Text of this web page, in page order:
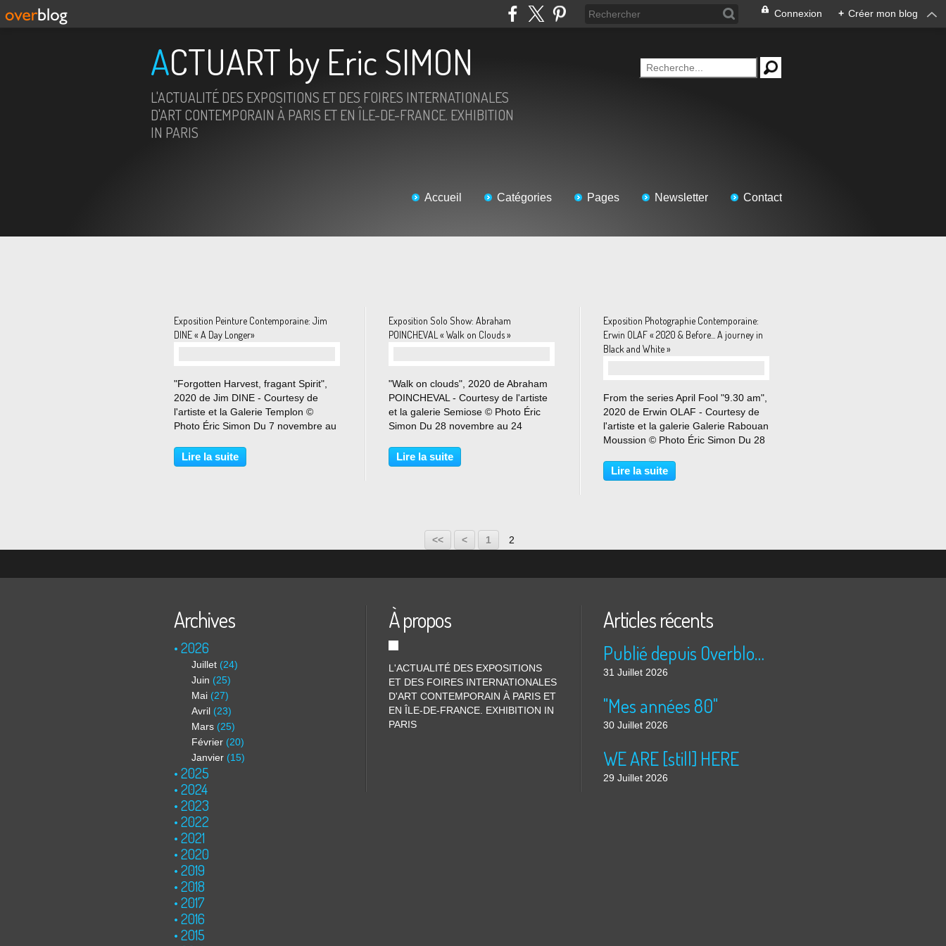
Connexion + Créer mon blog
ACTUART by Eric SIMON
L'ACTUALITÉ DES EXPOSITIONS ET DES FOIRES INTERNATIONALES
D'ART CONTEMPORAIN À PARIS ET EN ÎLE-DE-FRANCE. EXHIBITION
IN PARIS
Accueil Catégories Pages Newsletter Contact
Exposition Peinture Contemporaine: Jim
DINE « A Day Longer»
"Forgotten Harvest, fragant Spirit",
2020 de Jim DINE - Courtesy de
l'artiste et la Galerie Templon ©
Photo Éric Simon Du 7 novembre au
Jim Dine, figure incontournable de
l’art contemporain américain, dévoile
Lire la suite
Exposition Solo Show: Abraham
POINCHEVAL « Walk on Clouds »
"Walk on clouds", 2020 de Abraham
POINCHEVAL - Courtesy de l'artiste
et la galerie Semiose © Photo Éric
Simon Du 28 novembre au 24
bien nerveux. Me voici sur une
nouvelle voie : Je mets une pomme
Lire la suite
Exposition Photographie Contemporaine:
Erwin OLAF « 2020 & Before... A journey in
Black and White »
From the series April Fool "9.30 am",
2020 de Erwin OLAF - Courtesy de
l'artiste et la galerie Galerie Rabouan
Moussion © Photo Éric Simon Du 28
Prolongation jusqu'au 20 mars 2021
« Ce que je veux montrer, plus que
Lire la suite
<< < 1 2
Archives
2026
Juillet (24)
Juin (25)
Mai (27)
Avril (23)
Mars (25)
Février (20)
Janvier (15)
2025
2024
2023
2022
2021
2020
2019
2018
2017
2016
2015
À propos
L'ACTUALITÉ DES EXPOSITIONS
ET DES FOIRES INTERNATIONALES
D'ART CONTEMPORAIN À PARIS ET
EN ÎLE-DE-FRANCE. EXHIBITION IN
PARIS
Articles récents
Publié depuis Overblog et Facebook
31 Juillet 2026
"Mes années 80"
30 Juillet 2026
WE ARE [still] HERE
29 Juillet 2026